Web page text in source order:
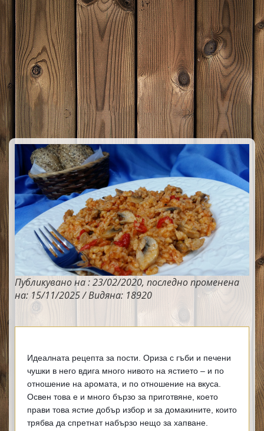
Публикувано на : 23/02/2020, последно променена
на: 15/11/2025 / Видяна: 18920
Идеалната рецепта за пости. Ориза с гъби и печени
чушки в него вдига много нивото на ястието – и по
отношение на аромата, и по отношение на вкуса.
Освен това е и много бързо за приготвяне, което
прави това ястие добър избор и за домакините, които
трябва да спретнат набързо нещо за хапване.